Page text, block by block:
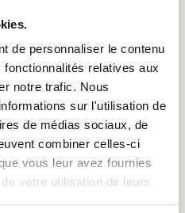
de personnaliser le contenu
relatives aux
notre trafic. Nous
sur l'utilisation de
de médias sociaux, de
combiner celles-ci
vous leur avez fournies
votre utilisation de leurs
350 €